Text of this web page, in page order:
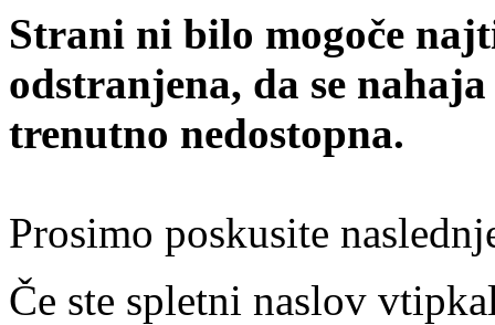
Strani ni bilo mogoče
odstranjena, da se
trenutno nedostopna.
Prosimo poskusite
Če ste spletni naslov